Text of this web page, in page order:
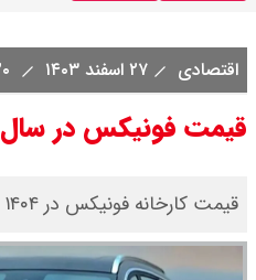
اقتصادی ۲۷ اسفند ۱۴۰۳
قیمت فونیکس در سال ۱۴۰۴ اعلام شد
قیمت کارخانه فونیکس در ۱۴۰۴ اعلام شد.